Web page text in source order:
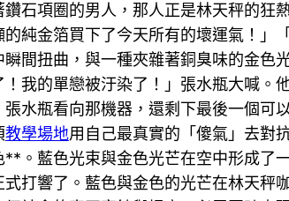
石項圈的男人，那人正是林天秤的
純金箔買下了今天所有的壞運氣！」
間扭曲，與一種夾雜著銅臭味的金
我的單戀被汙染了！」張水瓶大喊。
水瓶看向那機器，還剩下最後一個可
教學場地用自己最真實的「傻氣」去對
。藍色光束與金色光芒在空中形成了
打響了。藍色與金色的光芒在林天秤